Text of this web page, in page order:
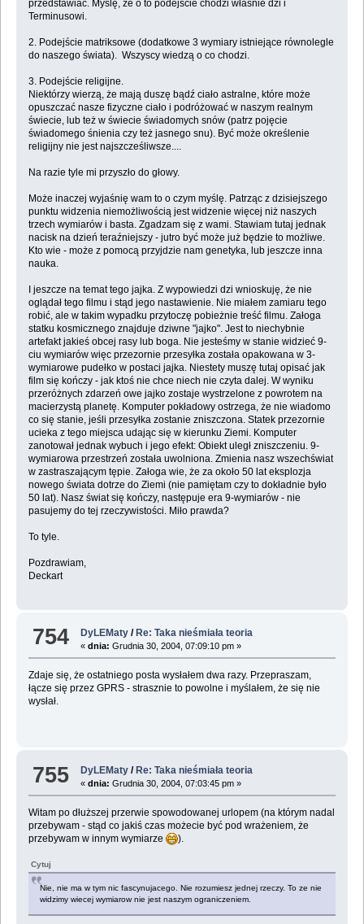
przedstawiać. Myślę, że o to podejście chodzi właśnie dzi i
Terminusowi.
2. Podejście matriksowe (dodatkowe 3 wymiary istniejące równolegle
do naszego świata). Wszyscy wiedzą o co chodzi.
3. Podejście religijne.
Niektórzy wierzą, że mają duszę bądź ciało astralne, które może
opuszczać nasze fizyczne ciało i podróżować w naszym realnym
świecie, lub też w świecie świadomych snów (patrz pojęcie
świadomego śnienia czy też jasnego snu). Być może określenie
religijny nie jest najszcześliwsze....
Na razie tyle mi przyszło do głowy.
Może inaczej wyjaśnię wam to o czym myślę. Patrząc z dzisiejszego
punktu widzenia niemożliwością jest widzenie więcej niż naszych
trzech wymiarów i basta. Zgadzam się z wami. Stawiam tutaj jednak
nacisk na dzień teraźniejszy - jutro być może już będzie to możliwe.
Kto wie - może z pomocą przyjdzie nam genetyka, lub jeszcze inna
nauka.
I jeszcze na temat tego jajka. Z wypowiedzi dzi wnioskuję, że nie
oglądał tego filmu i stąd jego nastawienie. Nie miałem zamiaru tego
robić, ale w takim wypadku przytoczę pobieżnie treść filmu. Załoga
statku kosmicznego znajduje dziwne "jajko". Jest to niechybnie
artefakt jakieś obcej rasy lub boga. Nie jesteśmy w stanie widzieć 9-
ciu wymiarów więc przezornie przesyłka została opakowana w 3-
wymiarowe pudełko w postaci jajka. Niestety muszę tutaj opisać jak
film się kończy - jak ktoś nie chce niech nie czyta dalej. W wyniku
przeróżnych zdarzeń owe jajko zostaje wystrzelone z powrotem na
macierzystą planetę. Komputer pokładowy ostrzega, że nie wiadomo
co się stanie, jeśli przesyłka zostanie zniszczona. Statek przezornie
ucieka z tego miejsca udając się w kierunku Ziemi. Komputer
zanotował jednak wybuch i jego efekt: Obiekt uległ zniszczeniu. 9-
wymiarowa przestrzeń została uwolniona. Zmienia nasz wszechświat
w zastraszającym tępie. Załoga wie, że za około 50 lat eksplozja
nowego świata dotrze do Ziemi (nie pamiętam czy to dokładnie było
50 lat). Nasz świat się kończy, następuje era 9-wymiarów - nie
pasujemy do tej rzeczywistości. Miło prawda?
To tyle.
Pozdrawiam,
Deckart
754 DyLEMaty /Re: Taka nieśmiała teoria
«dnia: Grudnia 30, 2004, 07:09:10 pm »
Zdaje się, że ostatniego posta wysłałem dwa razy. Przepraszam,
łącze się przez GPRS - strasznie to powolne i myślałem, że się nie
wysłał.
755 DyLEMaty / Re: Taka nieśmiała teoria
«dnia: Grudnia 30, 2004, 07:03:45 pm »
Witam po dłuższej przerwie spowodowanej urlopem (na którym nadal
przebywam - stąd co jakiś czas możecie być pod wrażeniem, że
przebywam w innym wymiarze
).
Cytuj
Nie, nie ma w tym nic fascynujacego. Nie rozumiesz jednej rzeczy. To ze nie
widzimy wiecej wymiarow nie jest naszym ograniczeniem.